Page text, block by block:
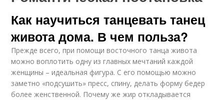
Как научиться танцевать танец
живота дома. В чем польза?
Прежде всего, при помощи восточного танца живота
можно воплотить одну из главных мечтаний каждой
женщины – идеальная фигура. С его помощью можно
заметно «подсушить» пресс, спину, делать форму бедер
более женственной. Почему же жир откладывается